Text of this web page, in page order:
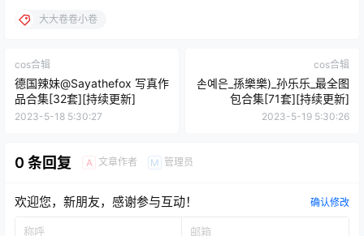
大大卷卷小卷
cos合辑
德国辣妹@Sayathefox 写真作
品合集[32套][持续更新]
2023-5-18 5:30:27
cos合辑
손예은_孫樂樂)_孙乐乐_最全图
包合集[71套][持续更新]
2023-5-19 5:30:26
0 条回复 A 文章作者 M 管理员
欢迎您，新朋友，感谢参与互动！ 确认修改